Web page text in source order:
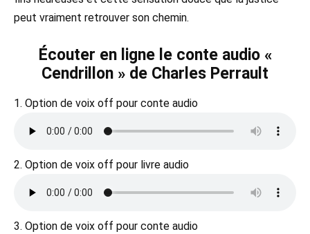
peut vraiment retrouver son chemin.
Écouter en ligne le conte audio «
Cendrillon » de Charles Perrault
1. Option de voix off pour conte audio
2. Option de voix off pour livre audio
3. Option de voix off pour conte audio